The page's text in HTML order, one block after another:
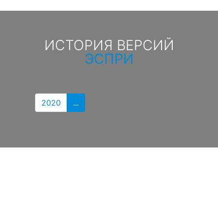
ИСТОРИЯ ВЕРСИЙ
ЭСПРИ
2020 ...